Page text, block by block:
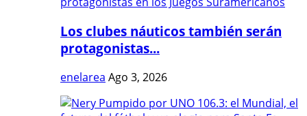
Los clubes náuticos también serán
protagonistas...
enelarea Ago 3, 2026